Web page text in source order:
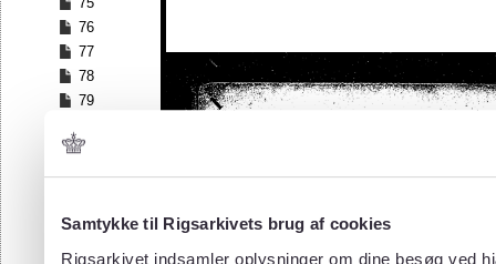
Samtykke til Rigsarkivets brug af cookies
Rigsarkivet indsamler oplysninger om dine besøg ved
76
77
78
79
81
82
84